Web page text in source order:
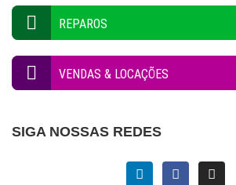
REPAROS
VENDAS & LOCAÇÕES
SIGA NOSSAS REDES